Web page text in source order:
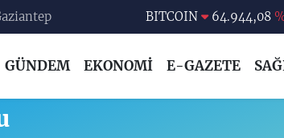
BITCOIN 64.944,08
EURO
55,2510
STERLİN
64,4811
GÜNDEM EKONOMİ E-GAZETE